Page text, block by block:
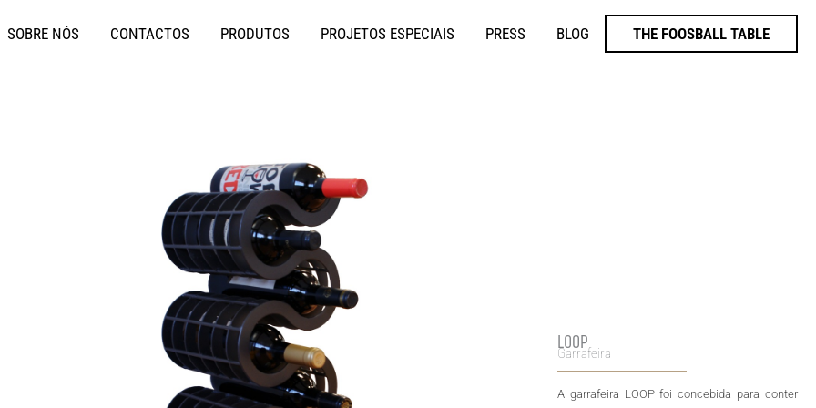
SOBRE NÓS CONTACTOS PRODUTOS PROJETOS ESPECIAIS PRESS BLOG THE FOOSBALL TABLE
LOOP
Garrafeira
A garrafeira LOOP foi concebida para conter